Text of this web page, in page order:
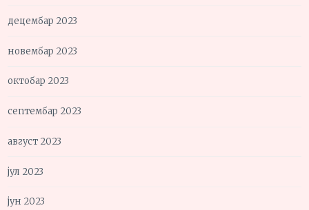
децембар 2023
новембар 2023
октобар 2023
септембар 2023
август 2023
јул 2023
јун 2023